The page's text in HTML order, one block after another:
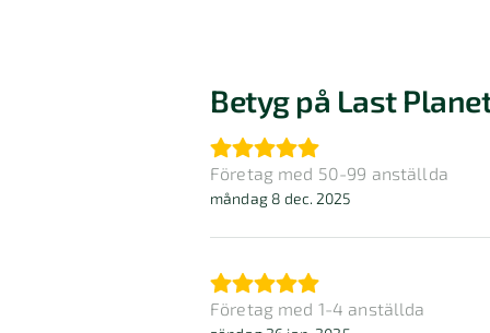
Betyg på Last
Företag med 50-99 anställda
måndag 8 dec. 2025
Företag med 1-4 anställda